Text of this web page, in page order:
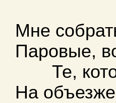
Мне
Паровые,
Те,
На